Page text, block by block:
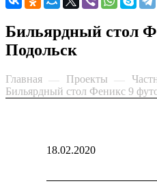
Бильярдный стол
Подольск
Главная — Проекты —
Бильярдный стол Феникс 9
18.02.2020